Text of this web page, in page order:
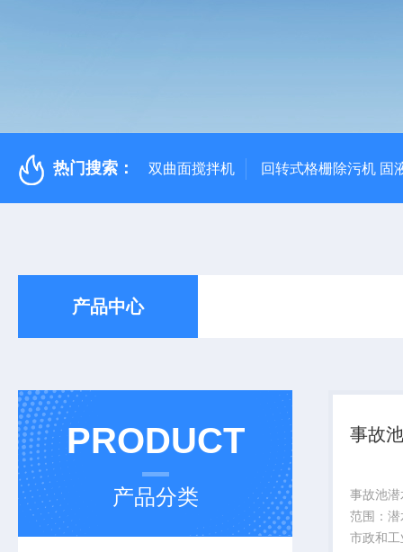
热门搜索： 双曲面搅拌机 回转式格栅除污机 固
产品中心
PRODUCT
产品分类
事故
事故池
范围：
市政和